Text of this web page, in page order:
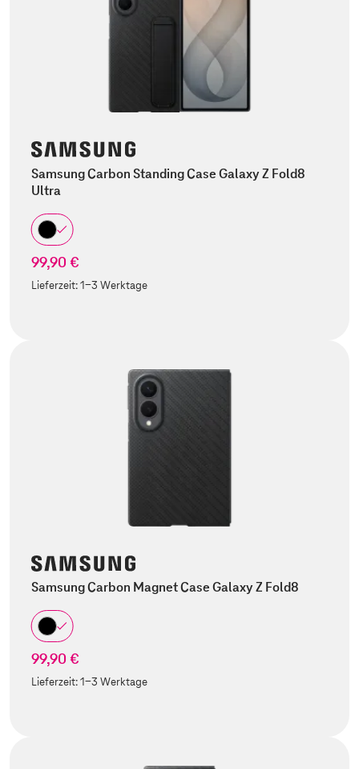
Samsung Carbon Standing Case Galaxy Z Fold8
Ultra
99,90 €
Lieferzeit:1-3 Werktage
Samsung Carbon Magnet Case Galaxy Z Fold8
99,90 €
Lieferzeit:1-3 Werktage